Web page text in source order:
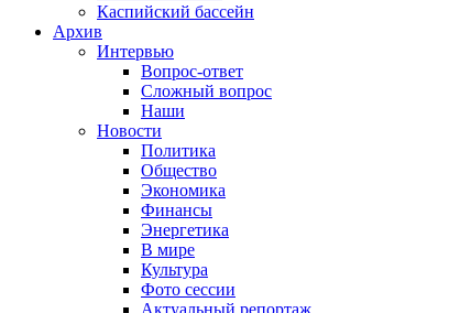
Каспийский бассейн
Архив
Интервью
Вопрос-ответ
Сложный вопрос
Наши
Новости
Политика
Общество
Экономика
Финансы
Энергетика
В мире
Культура
Фото сессии
Актуальный репортаж